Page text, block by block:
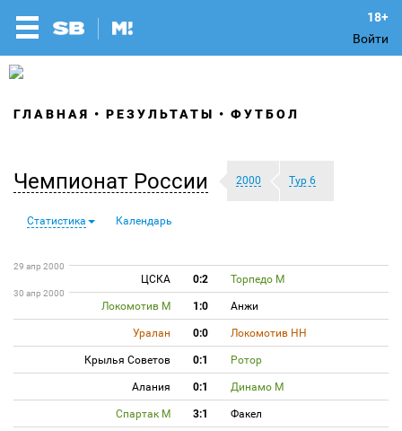
Войти
ГЛАВНАЯ РЕЗУЛЬТАТЫ ФУТБОЛ
Чемпионат России 2000 Тур 6
Статистика Календарь
29 апр 2000
ЦСКА 0:2 Торпедо М
30 апр 2000
Локомотив М 1:0 Анжи
Уралан 0:0 Локомотив НН
Крылья Советов 0:1 Ротор
Алания 0:1 Динамо М
Спартак М 3:1 Факел